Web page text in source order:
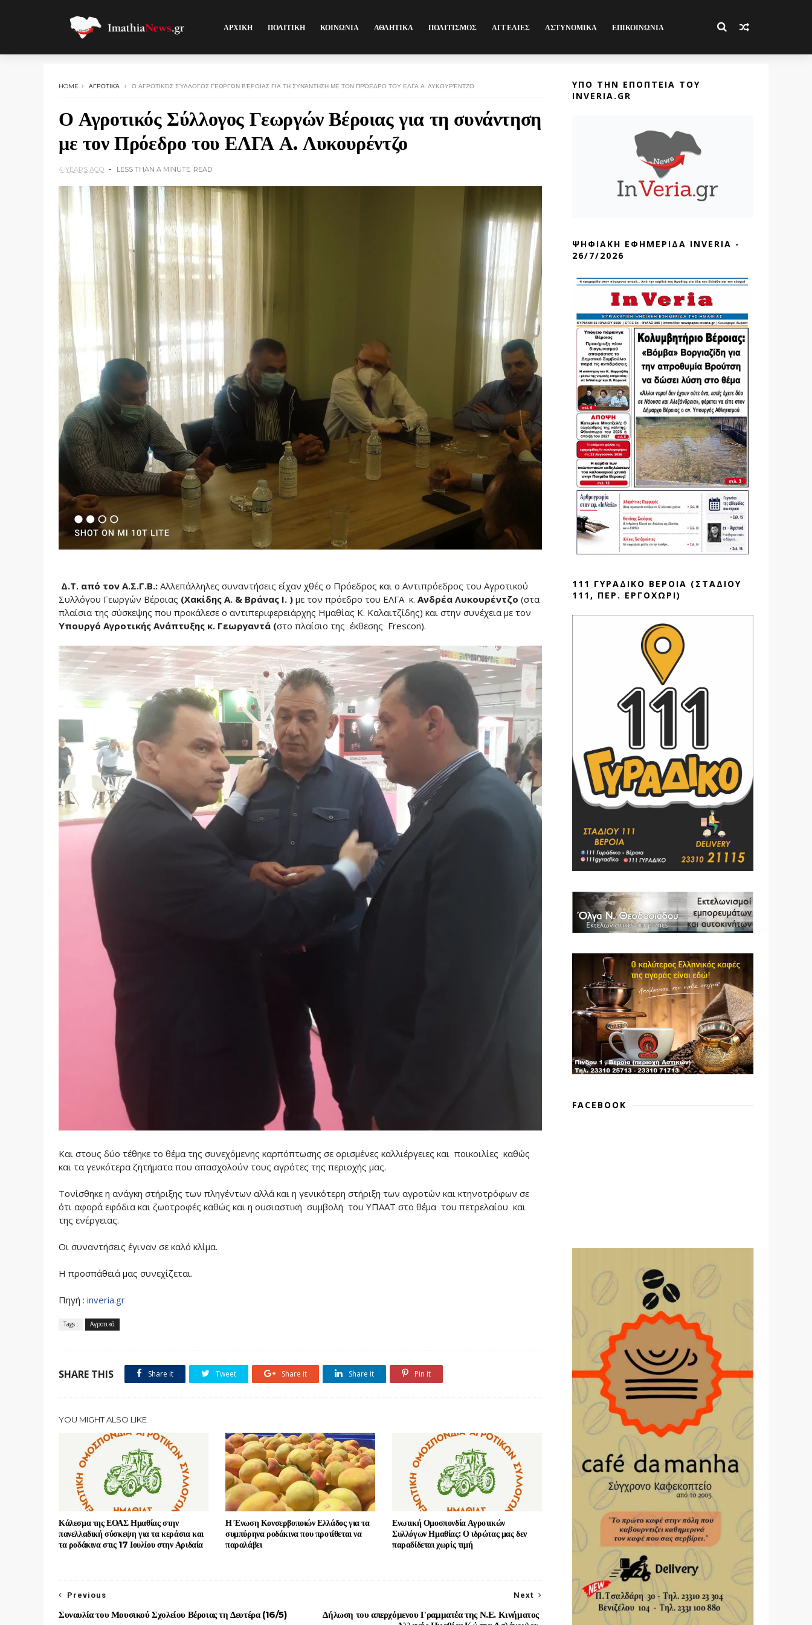
ΑΡΧΙΚΗ ΠΟΛΙΤΙΚΗ ΚΟΙΝΩΝΙΑ ΑΘΛΗΤΙΚΑ ΠΟΛΙΤΙΣΜΟΣ ΑΓΓΕΛΙΕΣ ΑΣΤΥΝΟΜΙΚΑ ΕΠΙΚΟΙΝΩΝΙΑ
HOME ΑΓΡΟΤΙΚΆ Ο ΑΓΡΟΤΙΚΌΣ ΣΎΛΛΟΓΟΣ ΓΕΩΡΓΏΝ ΒΈΡΟΙΑΣ ΓΙΑ ΤΗ ΣΥΝΆΝΤΗΣΗ ΜΕ ΤΟΝ ΠΡΌΕΔΡΟ ΤΟΥ ΕΛΓΑ Α. ΛΥΚΟΥΡΈΝΤΖΟ
Ο Αγροτικός Σύλλογος Γεωργών Βέροιας για τη συνάντηση
με τον Πρόεδρο του ΕΛΓΑ Α. Λυκουρέντζο
4 YEARS AGO LESS THAN A MINUTE READ
Δ.Τ. από τον Α.Σ.Γ.Β.: Αλλεπάλληλες συναντήσεις είχαν χθές ο Πρόεδρος και ο Αντιπρόεδρος του Αγροτικού
Συλλόγου Γεωργών Βέροιας (Χακίδης Α. & Βράνας Ι. ) με τον πρόεδρο του ΕΛΓΑ κ. Ανδρέα Λυκουρέντζο (στα
πλαίσια της σύσκεψης που προκάλεσε ο αντιπεριφερειάρχης Ημαθίας Κ. Καλαιτζίδης) και στην συνέχεια με τον
Υπουργό Αγροτικής Ανάπτυξης κ. Γεωργαντά (στο πλαίσιο της έκθεσης Frescon).
Και στους δύο τέθηκε το θέμα της συνεχόμενης καρπόπτωσης σε ορισμένες καλλιέργειες και ποικοιλίες καθώς
και τα γενκότερα ζητήματα που απασχολούν τους αγρότες της περιοχής μας.
Τονίσθηκε η ανάγκη στήριξης των πληγέντων αλλά και η γενικότερη στήριξη των αγροτών και κτηνοτρόφων σε
ότι αφορά εφόδια και ζωοτροφές καθώς και η ουσιαστική συμβολή του ΥΠΑΑΤ στο θέμα του πετρελαίου και
της ενέργειας.
Οι συναντήσεις έγιναν σε καλό κλίμα.
Η προσπάθειά μας συνεχίζεται.
Πηγή : inveria.gr
Tags : Αγροτικά
SHARE THIS Share it Tweet Share it Share it Pin it
YOU MIGHT ALSO LIKE
Κάλεσμα της ΕΟΑΣ Ημαθίας στην
πανελλαδική σύσκεψη για τα κεράσια και
τα ροδάκινα στις 17 Ιουλίου στην Αριδαία
Η Ένωση Κονσερβοποιών Ελλάδος για τα
συμπύρηνα ροδάκινα που προτίθεται να
παραλάβει
Ενωτική Ομοσπονδία Αγροτικών
Συλλόγων Ημαθίας: Ο ιδρώτας μας δεν
παραδίδεται χωρίς τιμή
Next
Δήλωση του απερχόμενου Γραμματέα της Ν.Ε. Κινήματος
Previous
Συναυλία του Μουσικού Σχολείου Βέροιας τη Δευτέρα (16/5)
ΥΠΟ ΤΗΝ ΕΠΟΠΤΕΙΑ ΤΟΥ
INVERIA.GR
ΨΗΦΙΑΚΗ ΕΦΗΜΕΡΙΔΑ INVERIA -
26/7/2026
111 ΓΥΡΑΔΙΚΟ ΒΕΡΟΙΑ (ΣΤΑΔΙΟΥ
111, ΠΕΡ. ΕΡΓΟΧΩΡΙ)
FACEBOOK